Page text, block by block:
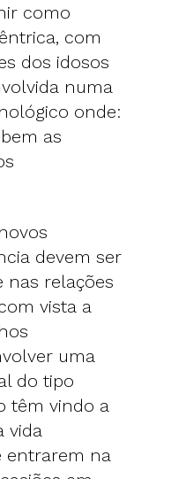
como
com
dos idosos
numa
onde:
as
devem ser
nas relações
vista a
uma
do tipo
têm vindo a
vida
entrarem na